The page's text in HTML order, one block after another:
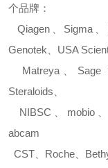
个品牌：
Qiagen
Sigma
Genotek
USA
Matreya、 Sage
Steraloids
NIBSC
mobio、
abcam
CST
Roche